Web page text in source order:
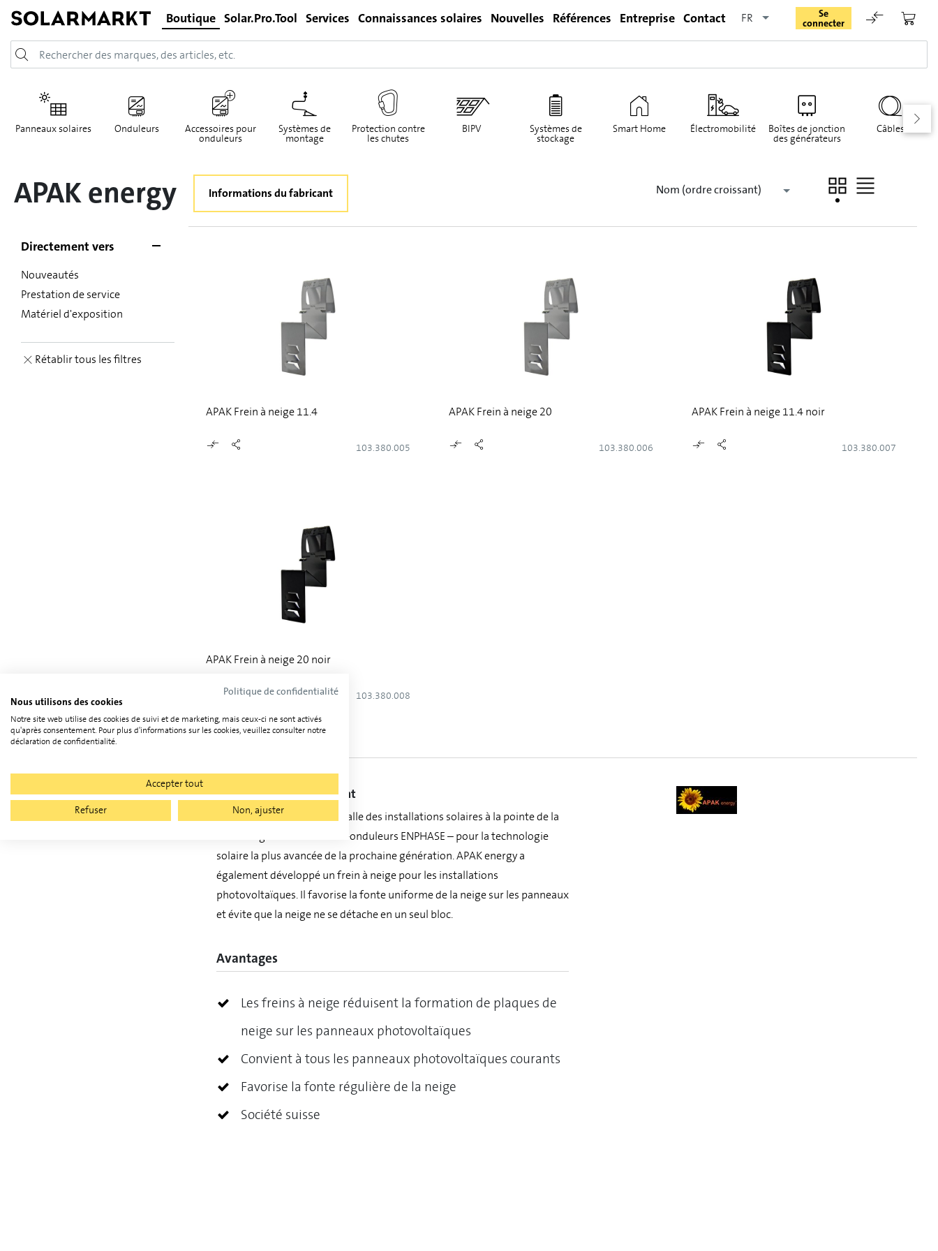
Boutique Solar.Pro.Tool Services Connaissances solaires Nouvelles Références Entreprise Contact FR Se
connecter
Login
Demande d'enregistrement pour login
Politique de confidentialité
Nous utilisons des cookies
Notre site web utilise des cookies de suivi et de marketing, mais ceux-ci ne sont activés
qu'après consentement. Pour plus d'informations sur les cookies, veuillez consulter notre
déclaration de confidentialité.
Accepter tout
Refuser
Non, ajuster
Panneaux solaires Onduleurs Accessoires pour
onduleurs
Systèmes de
montage
Protection contre
les chutes
BIPV Systèmes de
stockage
Smart Home Électromobilité Boîtes de jonction
des générateurs
Câbles
APAK energy Informations du fabricant Nom (ordre croissant)
Directement vers
Nouveautés
Prestation de service
Matériel d'exposition
Rétablir tous les filtres
APAK Frein à neige 11.4
103.380.005
APAK Frein à neige 20
103.380.006
APAK Frein à neige 11.4 noir
103.380.007
APAK Frein à neige 20 noir
103.380.008
Informations du fabricant
APAK energy conçoit et installe des installations solaires à la pointe de la
technologie avec des micro-onduleurs ENPHASE – pour la technologie
solaire la plus avancée de la prochaine génération. APAK energy a
également développé un frein à neige pour les installations
photovoltaïques. Il favorise la fonte uniforme de la neige sur les panneaux
et évite que la neige ne se détache en un seul bloc.
Avantages
Les freins à neige réduisent la formation de plaques de
neige sur les panneaux photovoltaïques
Convient à tous les panneaux photovoltaïques courants
Favorise la fonte régulière de la neige
Société suisse